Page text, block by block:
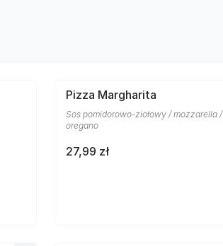
Pizza Margharita
Sos pomidorowo-ziołowy / mozzarella /
oregano
27,99 zł